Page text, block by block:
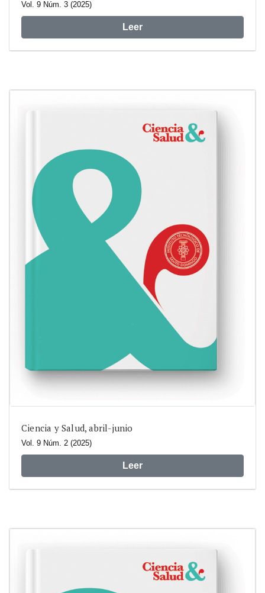
Vol. 9 Núm. 3 (2025)
Leer
Ciencia y Salud, abril-junio
Vol. 9 Núm. 2 (2025)
Leer